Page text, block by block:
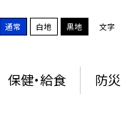
通常 白地 黒地 文字
保健・給食 防